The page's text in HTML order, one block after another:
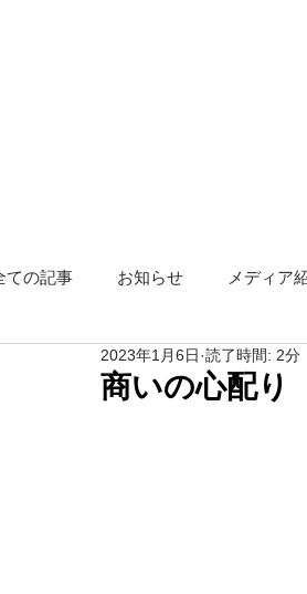
ての記事 お知らせ メディア
障がい者グループホーム スタ
商いの心配り
2023年1月6日 読了時間: 2分